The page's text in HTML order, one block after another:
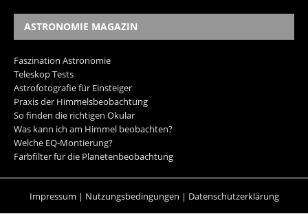
ASTRONOMIE MAGAZIN
Faszination Astronomie
Teleskop Tests
Astrofotografie für Einsteiger
Praxis der Himmelsbeobachtung
So finden die richtigen Okular
Was kann ich am Himmel beobachten?
Welche EQ-Montierung?
Farbfilter für die Planetenbeobachtung
Impressum | Nutzungsbedingungen | Datenschutzerklärung